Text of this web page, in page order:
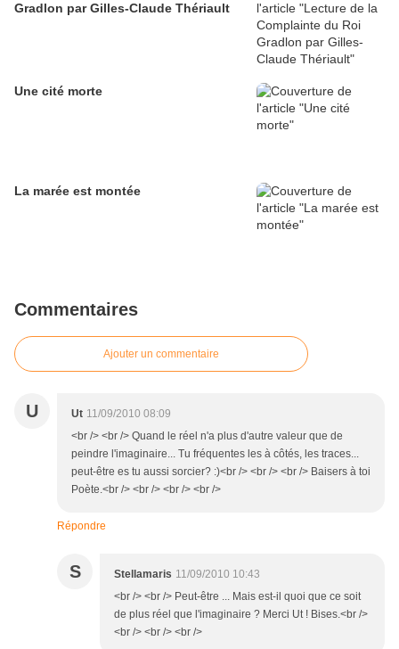
Gradlon par Gilles-Claude Thériault
Une cité morte
La marée est montée
Commentaires
Ajouter un commentaire
U Ut 11/09/2010 08:09
<br /> <br /> Quand le réel n'a plus d'autre valeur que de
peindre l'imaginaire... Tu fréquentes les à côtés, les traces...
peut-être es tu aussi sorcier? :)<br /> <br /> <br /> Baisers à toi
Poète.<br /> <br /> <br /> <br />
Répondre
S Stellamaris 11/09/2010 10:43
<br /> <br /> Peut-être ... Mais est-il quoi que ce soit
de plus réel que l'imaginaire ? Merci Ut ! Bises.<br />
<br /> <br /> <br />